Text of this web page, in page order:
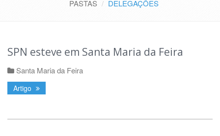
PASTAS DELEGAÇÕES
SPN esteve em Santa Maria da Feira
Santa Maria da Feira
Artigo